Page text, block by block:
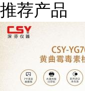
推荐产品